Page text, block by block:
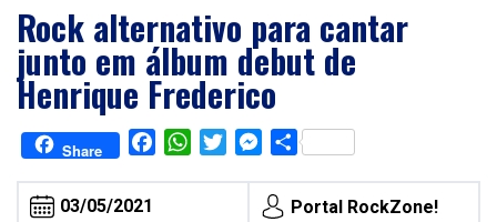
Rock alternativo para cantar
junto em álbum debut de
Henrique Frederico
Share FacebookWhatsAppTwitterMessenger
Share
03/05/2021 Portal RockZone!